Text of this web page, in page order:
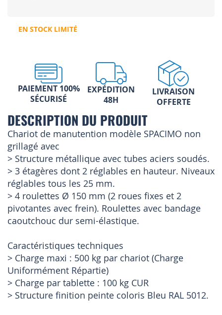
EN STOCK LIMITÉ
PAIEMENT 100%
SÉCURISÉ
EXPÉDITION
48H
LIVRAISON
OFFERTE
DESCRIPTION DU PRODUIT
Chariot de manutention modèle SPACIMO non
grillagé avec
> Structure métallique avec tubes aciers soudés.
> 3 étagères dont 2 réglables en hauteur. Niveaux
réglables tous les 25 mm.
> 4 roulettes Ø 150 mm (2 roues fixes et 2
pivotantes avec frein). Roulettes avec bandage
caoutchouc dur semi-élastique.
Caractéristiques techniques
> Charge maxi : 500 kg par chariot (Charge
Uniformément Répartie)
> Charge par tablette : 100 kg CUR
> Structure finition peinte coloris Bleu RAL 5012.